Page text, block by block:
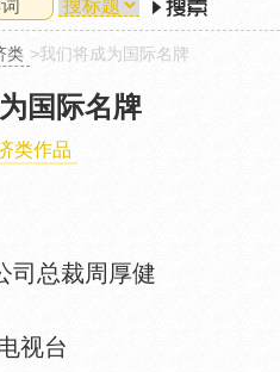
类 >我们将成为国际名牌
国际名牌
类作品
司总裁周厚健
视台